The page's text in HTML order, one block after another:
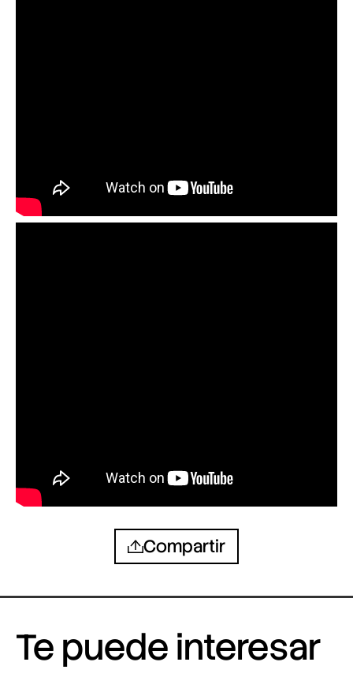
Compartir
Te puede interesar